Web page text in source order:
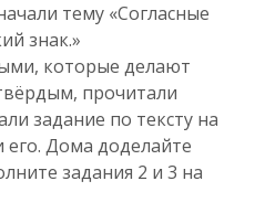
тему «Согласные
знак.»
которые делают
прочитали
задание по тексту на
его. Дома доделайте
задания 2 и 3 на